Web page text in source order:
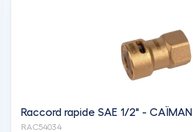
Raccord rapide SAE 1/2" - CAÏMAN
RAC54034